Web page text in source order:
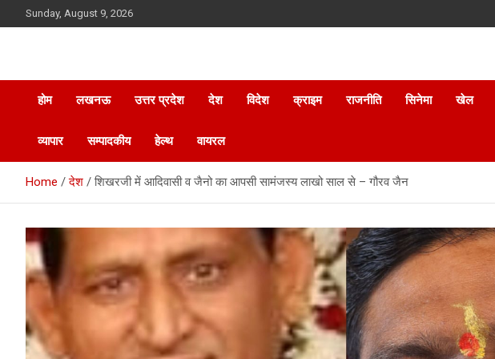
to
Sunday, August 9, 2026
होम लखनऊ उत्तर प्रदेश देश विदेश क्राइम राजनीति सिनेमा खेल
व्यापार सम्पादकीय हेल्थ वायरल
Home देश शिखरजी में आदिवासी व जैनो का आपसी सामंजस्य लाखो साल से – गौरव जैन